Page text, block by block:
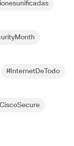
#InternetDeTodo